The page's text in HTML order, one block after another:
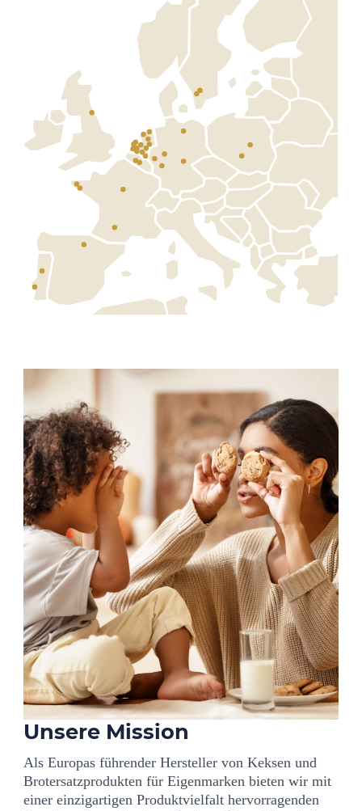
Unsere Mission
Als Europas führender Hersteller von Keksen und
Brotersatzprodukten für Eigenmarken bieten wir mit
einer einzigartigen Produktvielfalt hervorragenden